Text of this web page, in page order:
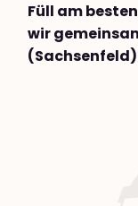
Füll am
wir